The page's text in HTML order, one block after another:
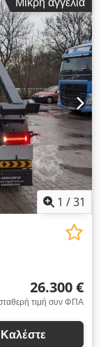
1 /31
26.300 €
τιμή συν ΦΠΑ
Καλέστε